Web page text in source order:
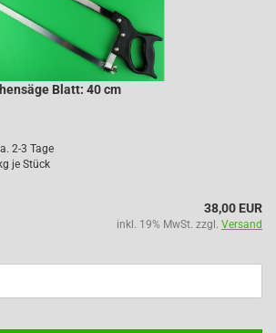
Blatt: 40 cm
2-3 Tage
kg je Stück
38,00 EUR
inkl. 19% MwSt. zzgl. Versand